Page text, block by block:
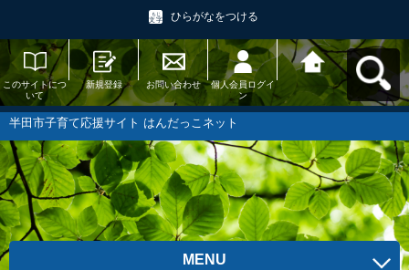
ひらがなをつける
このサイトにつ
いて
新規登録 お問い合わせ
個人会員ログイ
ン
半田市子育て応
援サイト はんだ
っこネットへ戻
半田市子育て応援サイト はんだっこネット
MENU